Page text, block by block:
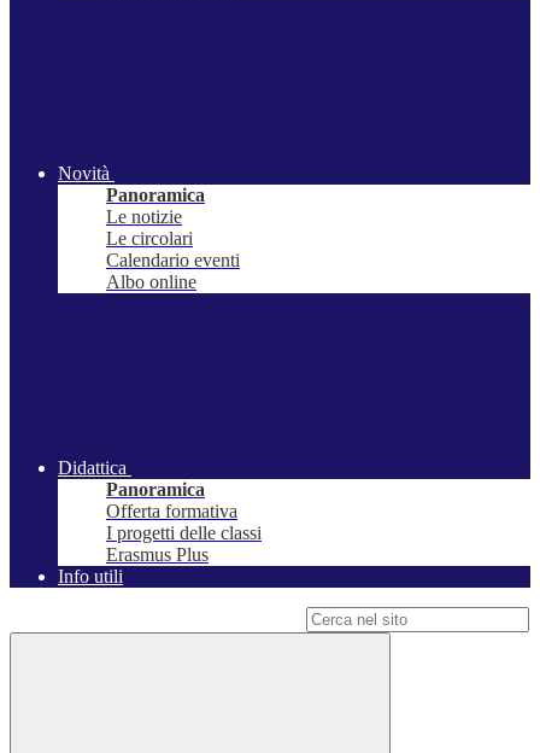
Novità
Panoramica
Le notizie
Le circolari
Calendario eventi
Albo online
Didattica
Panoramica
Offerta formativa
I progetti delle classi
Erasmus Plus
Info utili